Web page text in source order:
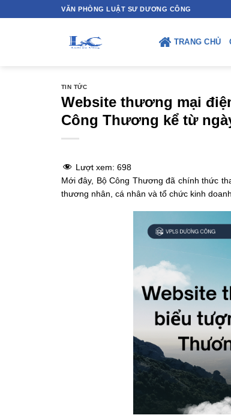
to
VĂN PHÒNG LUẬT SƯ DƯƠNG CÔNG
TRANG CHỦ
TIN TỨC
Website thương mại
Công Thương kể từ
Lượt xem: 698
Mới đây, Bộ Công Thương đã chính thức
thương nhân, cá nhân và tổ chức kinh